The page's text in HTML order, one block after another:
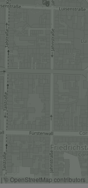
| ©OpenStreetMap contributors